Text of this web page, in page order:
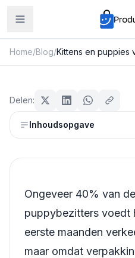
Home/Blog/
Kittens en
complete gids —
Overzicht 2026
Redactie ProductPraat
Delen:
Inhoudsopgave
Ongeveer 40% van
puppybezitters voedt
eerste maanden
maar omdat